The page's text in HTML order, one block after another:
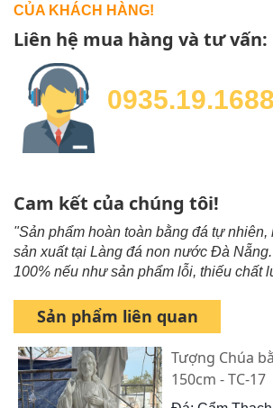
CỦA KHÁCH HÀNG!
Liên hệ mua hàng và tư vấn:
0935.19.1688
Cam kết của chúng tôi!
"Sản phẩm hoàn toàn bằng đá tự
sản xuất tại Làng đá non nước Đà
100% nếu như sản phẩm lỗi, thiếu chất
Sản phẩm liên quan
Tượng Chúa
150cm - TC-17